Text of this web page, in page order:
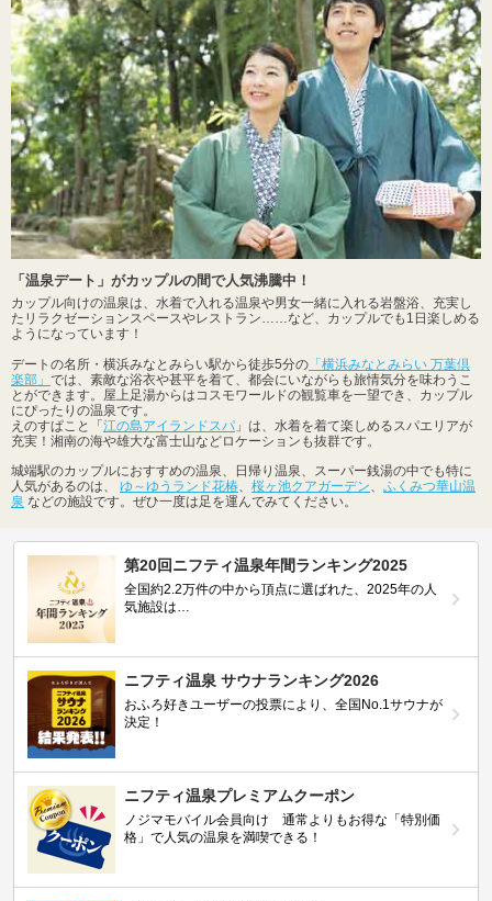
「温泉デート」がカップルの間で人気沸騰中！
カップル向けの温泉は、水着で入れる温泉や男女一緒に入れる岩盤浴、充実し
たリラクゼーションスペースやレストラン……など、カップルでも1日楽しめる
ようになっています！
デートの名所・横浜みなとみらい駅から徒歩5分の 「横浜みなとみらい 万葉倶
楽部」 では、素敵な浴衣や甚平を着て、都会にいながらも旅情気分を味わうこ
とができます。屋上足湯からはコスモワールドの観覧車を一望でき、カップル
にぴったりの温泉です。
えのすぱこと「江の島アイランドスパ 」は、水着を着て楽しめるスパエリアが
充実！湘南の海や雄大な富士山などロケーションも抜群です。
城端駅のカップルにおすすめの温泉、日帰り温泉、スーパー銭湯の中でも特に
人気があるのは、 ゆ～ゆうランド花椿 桜ヶ池クアガーデン
ふくみつ華山温
泉 などの施設です。ぜひ一度は足を運んでみてください。
第20回ニフティ温泉年間ランキング2025
全国約2.2万件の中から頂点に選ばれた、2025年の人
気施設は…
ニフティ温泉 サウナランキング2026
おふろ好きユーザーの投票により、全国No.1サウナが
決定！
ニフティ温泉プレミアムクーポン
ノジマモバイル会員向け 通常よりもお得な「特別価
格」で人気の温泉を満喫できる！